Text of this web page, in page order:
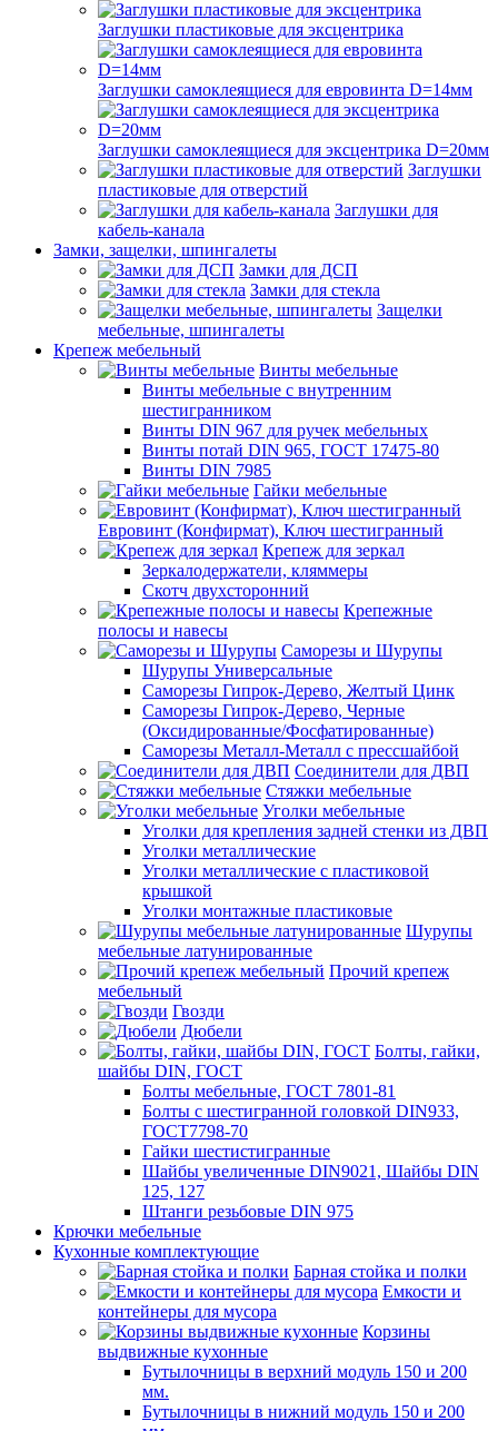
Заглушки пластиковые для эксцентрика
Заглушки самоклеящиеся для евровинта D=14мм
Заглушки самоклеящиеся для эксцентрика D=20мм
Заглушки
пластиковые для отверстий
Заглушки для
кабель-канала
Замки, защелки, шпингалеты
Замки для ДСП
Замки для стекла
Защелки
мебельные, шпингалеты
Крепеж мебельный
Винты мебельные
Винты мебельные с внутренним
шестигранником
Винты DIN 967 для ручек мебельных
Винты потай DIN 965, ГОСТ 17475-80
Винты DIN 7985
Гайки мебельные
Евровинт (Конфирмат), Ключ шестигранный
Крепеж для зеркал
Зеркалодержатели, кляммеры
Скотч двухсторонний
Крепежные
полосы и навесы
Саморезы и Шурупы
Шурупы Универсальные
Саморезы Гипрок-Дерево, Желтый Цинк
Саморезы Гипрок-Дерево, Черные
(Оксидированные/Фосфатированные)
Саморезы Металл-Металл с прессшайбой
Соединители для ДВП
Стяжки мебельные
Уголки мебельные
Уголки для крепления задней стенки из ДВП
Уголки металлические
Уголки металлические с пластиковой
крышкой
Уголки монтажные пластиковые
Шурупы
мебельные латунированные
Прочий крепеж
мебельный
Гвозди
Дюбели
Болты, гайки,
шайбы DIN, ГОСТ
Болты мебельные, ГОСТ 7801-81
Болты с шестигранной головкой DIN933,
ГОСТ7798-70
Гайки шестистигранные
Шайбы увеличенные DIN9021, Шайбы DIN
125, 127
Штанги резьбовые DIN 975
Крючки мебельные
Кухонные комплектующие
Барная стойка и полки
Емкости и
контейнеры для мусора
Корзины
выдвижные кухонные
Бутылочницы в верхний модуль 150 и 200
мм.
Бутылочницы в нижний модуль 150 и 200